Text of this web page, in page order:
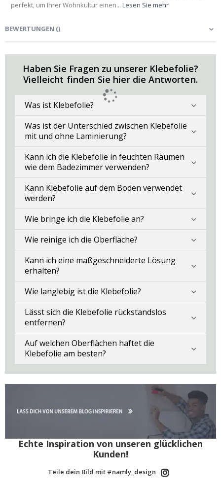
perfekt, um Ihrer Wohnkultur einen... Lesen Sie mehr
BEWERTUNGEN ()
Haben Sie Fragen zu unserer Klebefolie?
Vielleicht finden Sie hier die Antworten.
Was ist Klebefolie?
Was ist der Unterschied zwischen Klebefolie
mit und ohne Laminierung?
Kann ich die Klebefolie in feuchten Räumen
wie dem Badezimmer verwenden?
Kann Klebefolie auf dem Boden verwendet
werden?
Wie bringe ich die Klebefolie an?
Wie reinige ich die Oberfläche?
Kann ich eine maßgeschneiderte Lösung
erhalten?
Wie langlebig ist die Klebefolie?
Lässt sich die Klebefolie rückstandslos
entfernen?
Auf welchen Oberflächen haftet die
Klebefolie am besten?
Echte Inspiration von unseren glücklichen
Kunden!
Teile dein Bild mit #namly_design